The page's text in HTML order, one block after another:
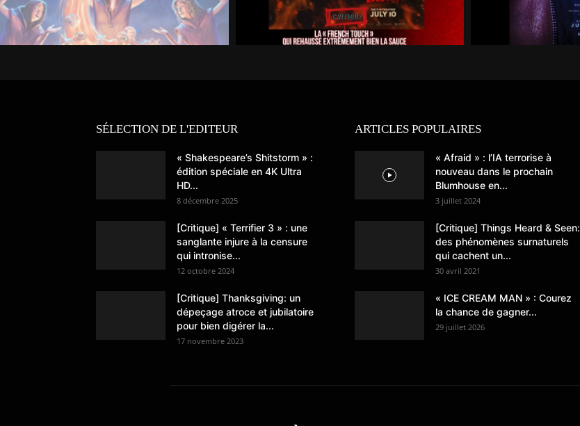
SÉLECTION DE L'EDITEUR
« Shakespeare’s Shitstorm » :
édition spéciale en 4K Ultra
HD...
8 décembre 2025
[Critique] « Terrifier 3 » : une
sanglante injure à la censure
qui intronise...
12 octobre 2024
[Critique] Thanksgiving: un
dépeçage atroce et jubilatoire
pour bien digérer la...
17 novembre 2023
ARTICLES POPULAIRES
« Afraid » : l’IA terrorise à
nouveau dans le prochain
Blumhouse en...
3 juillet 2024
[Critique] Things Heard & Seen:
des phénomènes surnaturels
qui cachent un...
30 avril 2021
« ICE CREAM MAN » : Courez
la chance de gagner...
29 juillet 2026